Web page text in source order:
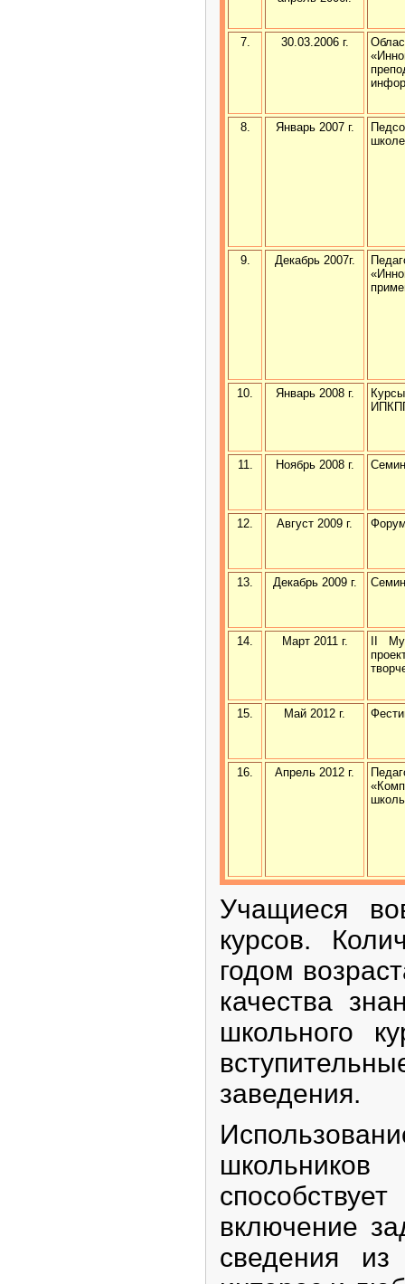
7. 30.03.2006 г.
8. Январь 2007 г.
9. Декабрь 2007г.
10. Январь 2008 г.
11. Ноябрь 2008 г.
12. Август 2009 г.
13. Декабрь 2009 г.
14. Март 2011 г.
II
15. Май 2012 г.
16. Апрель 2012 г.
Учащиеся
курсов.
годом
качества
школьного
заведения.
включение
сведения из